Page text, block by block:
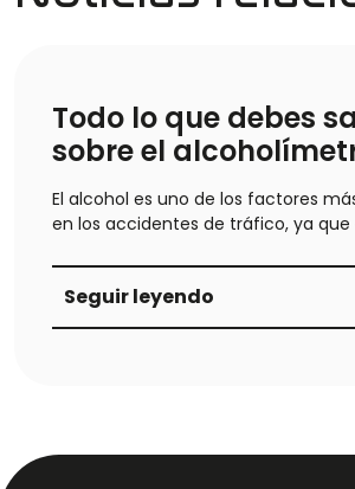
Todo lo que debes
sobre el
El alcohol es uno de los factores
en los accidentes de tráfico, ya que
Seguir leyendo